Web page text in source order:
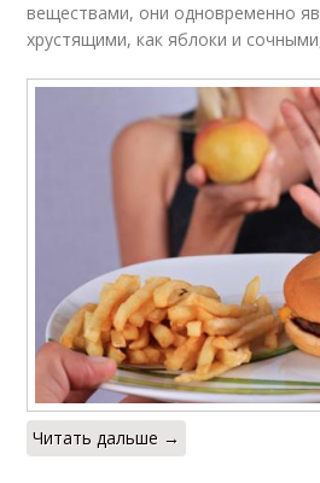
веществами, они одновременно
хрустящими, как яблоки и
Читать дальше →